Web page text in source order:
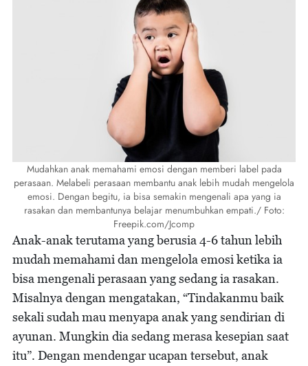
Mudahkan anak memahami emosi dengan memberi label pada
perasaan. Melabeli perasaan membantu anak lebih mudah mengelola
emosi. Dengan begitu, ia bisa semakin mengenali apa yang ia
rasakan dan membantunya belajar menumbuhkan empati./ Foto:
Freepik.com/Jcomp
Anak-anak terutama yang berusia 4-6 tahun lebih
mudah memahami dan mengelola emosi ketika ia
bisa mengenali perasaan yang sedang ia rasakan.
Misalnya dengan mengatakan, “Tindakanmu baik
sekali sudah mau menyapa anak yang sendirian di
ayunan. Mungkin dia sedang merasa kesepian saat
itu”. Dengan mendengar ucapan tersebut, anak